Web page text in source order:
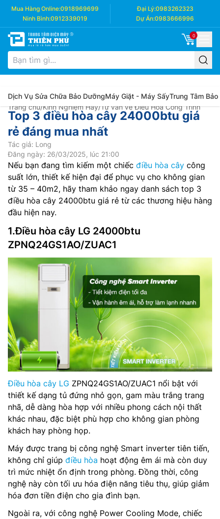
Mua Hàng Online:0918969699 Đại Lý:0983262323
Ninh Bình:0912339019 Dự Án:0983666996
0
Dịch Vụ Sửa Chữa Bảo DưỡngMáy Giặt - Máy SấyTrung Tâm Bảo
Trang chủ/Kinh Nghiệm Hay/Tư vấn về Điều Hòa Công Trình
Top 3 điều hòa cây 24000btu giá
rẻ đáng mua nhất
Tác giả: Long
Đăng ngày: 26/03/2025, lúc 21:00
Nếu bạn đang tìm kiếm một chiếc điều hòa cây công
suất lớn, thiết kế hiện đại để phục vụ cho không gian
từ 35 – 40m2, hãy tham khảo ngay danh sách top 3
điều hòa cây 24000btu giá rẻ từ các thương hiệu hàng
đầu hiện nay.
1.Điều hòa cây LG 24000btu
ZPNQ24GS1AO/ZUAC1
Điều hòa cây LG ZPNQ24GS1AO/ZUAC1 nổi bật với
thiết kế dạng tủ đứng nhỏ gọn, gam màu trắng trang
nhã, dễ dàng hòa hợp với nhiều phong cách nội thất
khác nhau, đặc biệt phù hợp cho không gian phòng
khách hay phòng họp.
Máy được trang bị công nghệ Smart inverter tiên tiến,
không chỉ giúp điều hòa hoạt động êm ái mà còn duy
trì mức nhiệt ổn định trong phòng. Đồng thời, công
nghệ này còn tối ưu hóa điện năng tiêu thụ, giúp giảm
hóa đơn tiền điện cho gia đình bạn.
Ngoài ra, với công nghệ Power Cooling Mode, chiếc